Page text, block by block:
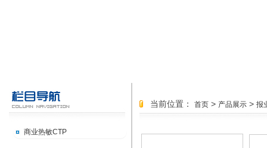
商业热敏CTP
当前位置： 首页 > 产品展示 > 报